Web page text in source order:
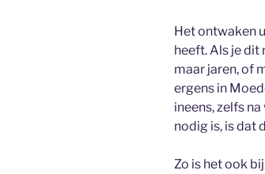
Het ontwaken
heeft. Als je dit
maar jaren, of
ergens in
ineens, zelfs
nodig is, is dat
Zo is het ook